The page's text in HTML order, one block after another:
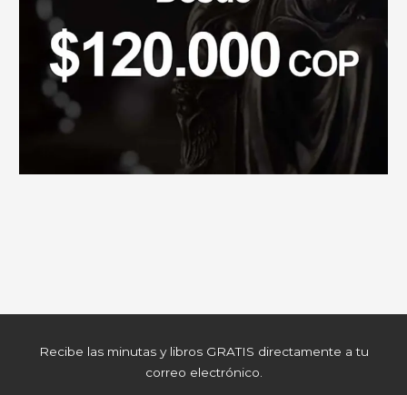
Recibe las minutas y libros GRATIS directamente a tu
correo electrónico.